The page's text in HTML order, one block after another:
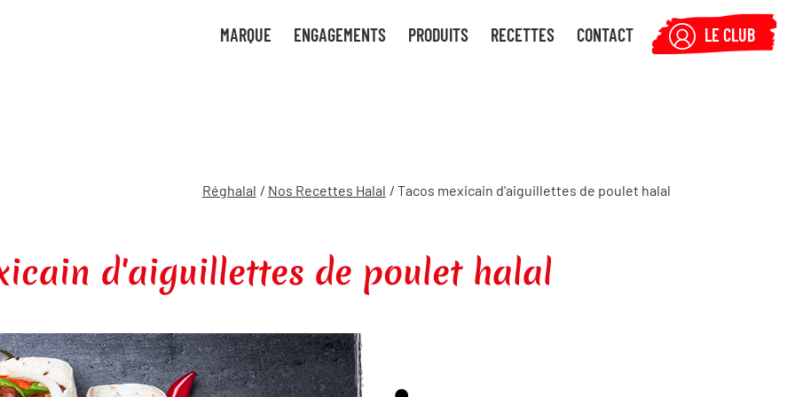
MARQUE ENGAGEMENTS PRODUITS RECETTES CONTACT LE CLUB
Réghalal / Nos Recettes Halal / Tacos mexicain d'aiguillettes de poulet halal
d'aiguillettes de poulet halal